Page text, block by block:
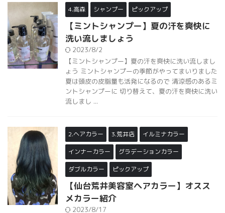
4.高森 シャンプー ピックアップ
【ミントシャンプー】夏の汗を爽快に
洗い流しましょう
2023/8/2
【ミントシャンプー】夏の汗を爽快に洗い流しまし
ょう ミントシャンプーの季節がやってまいりました
夏は頭皮の皮脂量も活発になるので 清涼感のあるミ
ントシャンプーに 切り替えて、夏の汗を爽快に洗い
流しまし ...
2.ヘアカラー 3.荒井店 イルミナカラー
インナーカラー グラデーションカラー
ダブルカラー ピックアップ
【仙台荒井美容室ヘアカラー】オスス
メカラー紹介
2023/8/17